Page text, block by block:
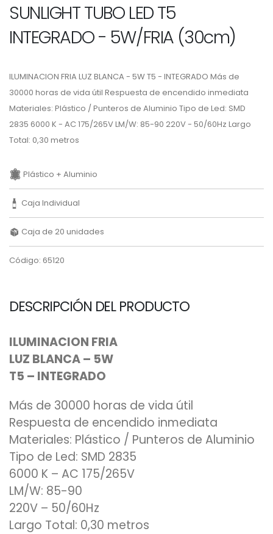
SUNLIGHT TUBO LED T5
INTEGRADO - 5W/FRIA (30cm)
ILUMINACION FRIA LUZ BLANCA - 5W T5 - INTEGRADO Más de
30000 horas de vida útil Respuesta de encendido inmediata
Materiales: Plástico / Punteros de Aluminio Tipo de Led: SMD
2835 6000 K - AC 175/265V LM/W: 85-90 220V - 50/60Hz Largo
Total: 0,30 metros
Plástico + Aluminio
Caja Individual
Caja de 20 unidades
Código: 65120
DESCRIPCIÓN DEL PRODUCTO
ILUMINACION FRIA
LUZ BLANCA – 5W
T5 – INTEGRADO
Más de 30000 horas de vida útil
Respuesta de encendido inmediata
Materiales: Plástico / Punteros de Aluminio
Tipo de Led: SMD 2835
6000 K – AC 175/265V
LM/W: 85-90
220V – 50/60Hz
Largo Total: 0,30 metros